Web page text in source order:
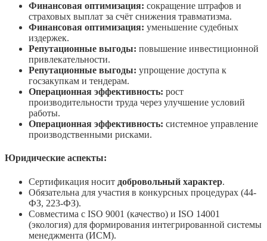
Финансовая оптимизация: сокращение штрафов и
страховых выплат за счёт снижения травматизма.
Финансовая оптимизация: уменьшение судебных
издержек.
Репутационные выгоды: повышение инвестиционной
привлекательности.
Репутационные выгоды: упрощение доступа к
госзакупкам и тендерам.
Операционная эффективность: рост
производительности труда через улучшение условий
работы.
Операционная эффективность: системное управление
производственными рисками.
Юридические аспекты:
Сертификация носит добровольный характер.
Обязательна для участия в конкурсных процедурах (44-
ФЗ, 223-ФЗ).
Совместима с ISO 9001 (качество) и ISO 14001
(экология) для формирования интегрированной системы
менеджмента (ИСМ).